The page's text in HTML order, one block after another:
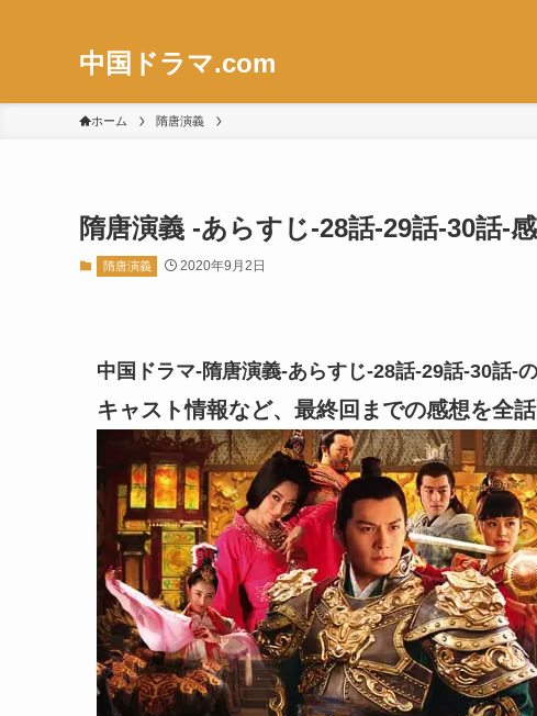
中国ドラマ.com
ホーム 隋唐演義
隋唐演義 -あらすじ-28話-29話-30話-
隋唐演義 2020年9月2日
中国ドラマ-隋唐演義-あらすじ-28話-29話-30話-
キャスト情報など、最終回までの感想を全話